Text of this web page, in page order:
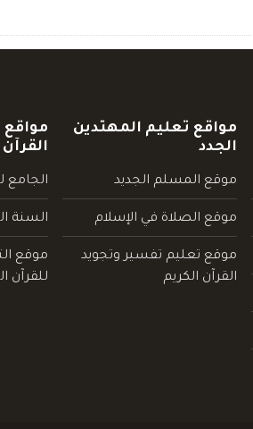
مواقع تعليم المهتدين
الجدد
موقع المسلم الجديد
موقع الصلاة في الإسلام
موقع تعليم تفسير وتجويد
القرآن الكريم
الجامع
السنة
موقع
للقرآن